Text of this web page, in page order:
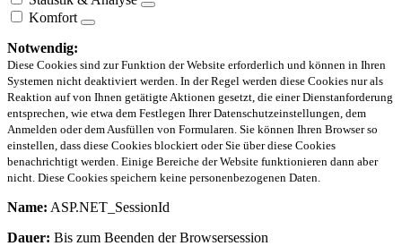
Komfort
Notwendig:
Diese Cookies sind zur Funktion der Website erforderlich und können in Ihren
Systemen nicht deaktiviert werden. In der Regel werden diese Cookies nur als
Reaktion auf von Ihnen getätigte Aktionen gesetzt, die einer Dienstanforderung
entsprechen, wie etwa dem Festlegen Ihrer Datenschutzeinstellungen, dem
Anmelden oder dem Ausfüllen von Formularen. Sie können Ihren Browser so
einstellen, dass diese Cookies blockiert oder Sie über diese Cookies
benachrichtigt werden. Einige Bereiche der Website funktionieren dann aber
nicht. Diese Cookies speichern keine personenbezogenen Daten.
Name: ASP.NET_SessionId
Dauer: Bis zum Beenden der Browsersession